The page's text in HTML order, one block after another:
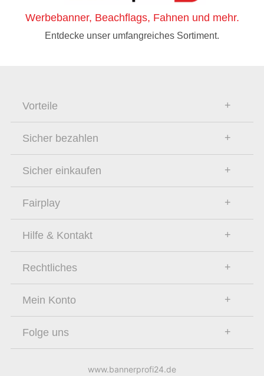
Werbebanner, Beachflags, Fahnen und mehr.
Entdecke unser umfangreiches Sortiment.
Vorteile
Sicher bezahlen
Sicher einkaufen
Fairplay
Hilfe & Kontakt
Rechtliches
Mein Konto
Folge uns
www.bannerprofi24.de